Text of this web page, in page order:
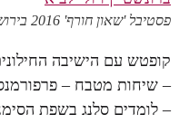
פסטיבל 'שאון חורף' 2016 בירושלים, אירוע חם לערב קר
קופטש עם הישיבה
– שיחות מטבח –
– לומדים סלנג בשפת